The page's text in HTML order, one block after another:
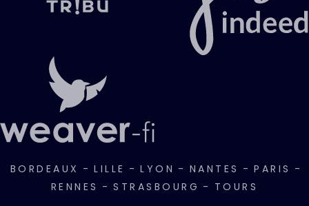
BORDEAUX - LILLE - LYON - NANTES - PARIS -
RENNES - STRASBOURG - TOURS